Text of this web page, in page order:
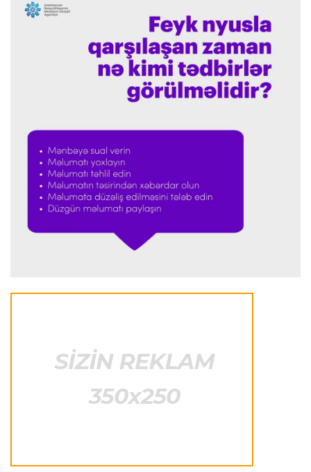
Donald Trampın oğlu Enes Kanterin WNBA
planını dəstəklədi
“Ferrari”nin məni necə təhlil etdiyini görəndə
şoka düşdüm”
Formula-1 23:18 08.08.2026
Şumaxerlə müqayisə etdi
PSJ “Mançester Yunayted”lə heç-heçə etdi